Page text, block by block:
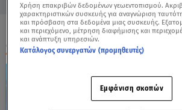
ΟΛΑ ΤΑ ΒΙΝΤΕΟ
Χρήση επακριβών δεδομένων γεωεντοπισμού.
χαρακτηριστικών συσκευής για αναγνώριση
και πρόσβαση στα δεδομένα μιας συσκευής.
και περιεχόμενο, μέτρηση διαφήμισης και
και ανάπτυξη υπηρεσιών.
Κατάλογος συνεργατών (προμηθευτές)
Εμφάνιση σκοπών